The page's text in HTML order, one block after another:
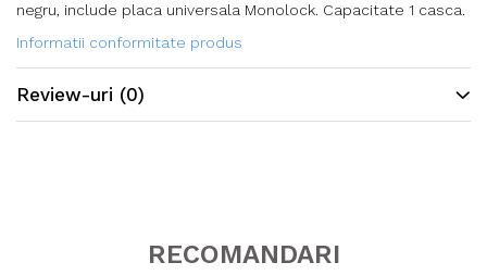
negru, include placa universala Monolock. Capacitate 1 casca.
Informatii conformitate produs
Review-uri (0)
RECOMANDARI